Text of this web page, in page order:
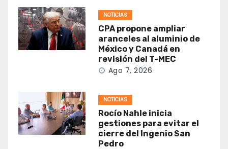
NOTICIAS
CPA propone ampliar
aranceles al aluminio de
México y Canadá en
revisión del T-MEC
Ago 7, 2026
NOTICIAS
Rocío Nahle inicia
gestiones para evitar el
cierre del Ingenio San
Pedro